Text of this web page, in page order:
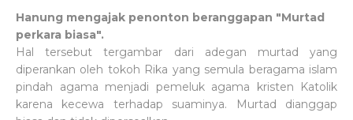
Hanung mengajak penonton beranggapan "Murtad
perkara biasa".
Hal tersebut tergambar dari adegan murtad yang
diperankan oleh tokoh Rika yang semula beragama islam
pindah agama menjadi pemeluk agama kristen Katolik
karena kecewa terhadap suaminya. Murtad dianggap